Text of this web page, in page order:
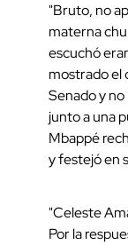
"Bruto, no
materna
escuchó
mostrado el
Senado y no
junto a una
Mbappé
y festejó en
"Celeste
Por la